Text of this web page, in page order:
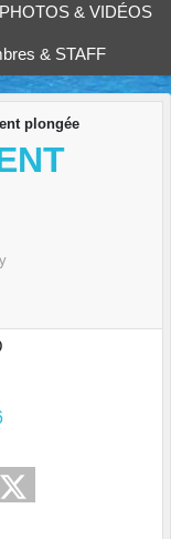
PHOTOS & VIDÉOS
& STAFF
plongée